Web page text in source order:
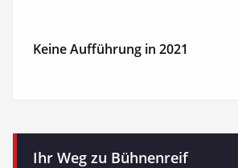
Keine Aufführung in 2021
Ihr Weg zu Bühnenreif